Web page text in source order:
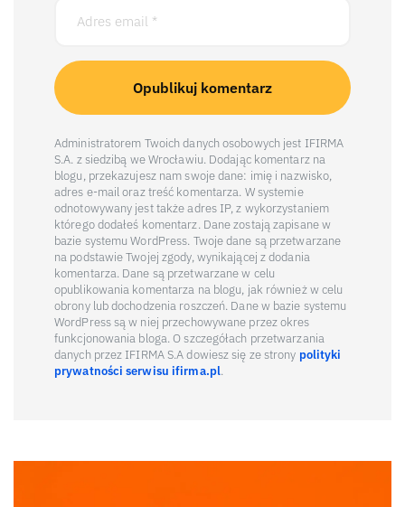
Administratorem Twoich danych osobowych jest IFIRMA
S.A. z siedzibą we Wrocławiu. Dodając komentarz na
blogu, przekazujesz nam swoje dane: imię i nazwisko,
adres e-mail oraz treść komentarza. W systemie
odnotowywany jest także adres IP, z wykorzystaniem
którego dodałeś komentarz. Dane zostają zapisane w
bazie systemu WordPress. Twoje dane są przetwarzane
na podstawie Twojej zgody, wynikającej z dodania
komentarza. Dane są przetwarzane w celu
opublikowania komentarza na blogu, jak również w celu
obrony lub dochodzenia roszczeń. Dane w bazie systemu
WordPress są w niej przechowywane przez okres
funkcjonowania bloga. O szczegółach przetwarzania
danych przez IFIRMA S.A dowiesz się ze strony polityki
prywatności serwisu ifirma.pl.